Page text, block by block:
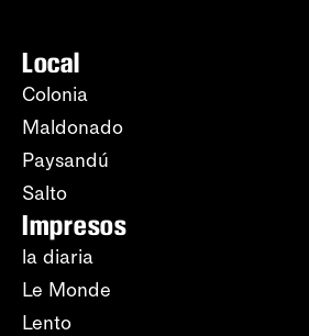
Local
Colonia
Maldonado
Paysandú
Salto
Impresos
la diaria
Le Monde
Lento